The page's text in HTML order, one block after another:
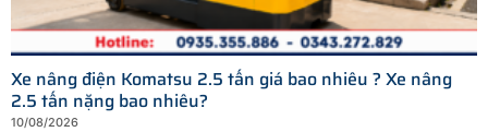
Xe nâng điện Komatsu 2.5 tấn giá bao nhiêu ? Xe nâng
2.5 tấn nặng bao nhiêu?
10/08/2026